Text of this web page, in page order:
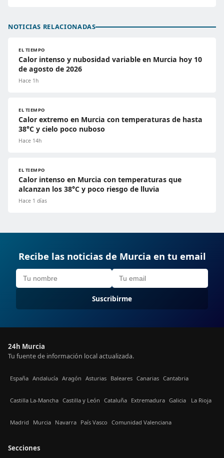
NOTICIAS RELACIONADAS
EL TIEMPO
Calor intenso y nubosidad variable en Murcia hoy 10
de agosto de 2026
Hace 1h
EL TIEMPO
Calor extremo en Murcia con temperaturas de hasta
38°C y cielo poco nuboso
Hace 14h
EL TIEMPO
Calor intenso en Murcia con temperaturas que
alcanzan los 38°C y poco riesgo de lluvia
Hace 1 días
Recibe las noticias de Murcia en tu email
Suscribirme
24h Murcia
Tu fuente de información local actualizada.
España Andalucía Aragón Asturias Baleares Canarias Cantabria
Castilla La-Mancha Castilla y León Cataluña Extremadura Galicia La Rioja
Madrid Murcia Navarra País Vasco Comunidad Valenciana
Secciones